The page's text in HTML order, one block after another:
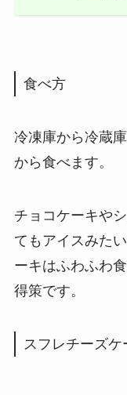
食べ方
冷凍庫から冷蔵
から食べます。
チョコケーキや
てもアイスみた
ーキはふわふわ
得策です。
スフレチーズ